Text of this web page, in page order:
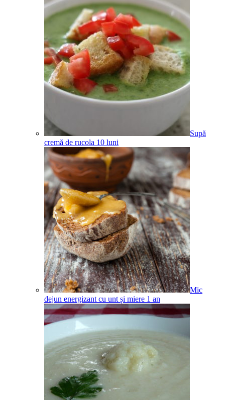
Supă
cremă de rucola 10 luni
Mic
dejun energizant cu unt și miere 1 an